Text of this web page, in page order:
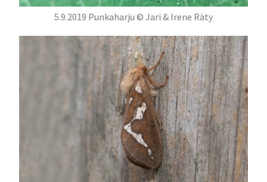
5.9.2019 Punkaharju © Jari & Irene Räty